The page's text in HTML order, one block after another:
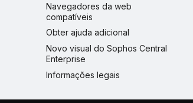
Navegadores da web
compatíveis
Obter ajuda adicional
Novo visual do Sophos Central
Enterprise
Informações legais